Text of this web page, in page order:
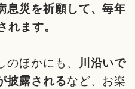
息災を祈願して、毎年
ます。
ほかにも、
川沿いで
披露されるなど、お楽